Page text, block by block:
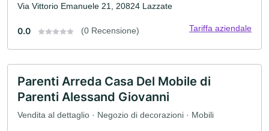
Via Vittorio Emanuele 21, 20824 Lazzate
0.0 (0 Recensione) Tariffa aziendale
Parenti Arreda Casa Del Mobile di
Parenti Alessand Giovanni
Vendita al dettaglio · Negozio di decorazioni · Mobili